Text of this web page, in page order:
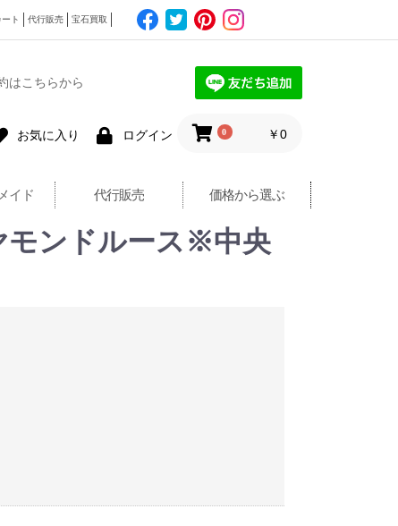
ト 代行販売 宝石買取
はこちらから
お気に入り ログイン 0 ￥0
イド 代行販売 価格から選ぶ
モンドルース※中央